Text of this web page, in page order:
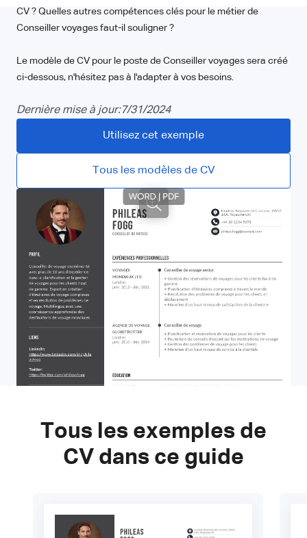
CV ? Quelles autres compétences clés pour le métier de
Conseiller voyages faut-il souligner ?
Le modèle de CV pour le poste de Conseiller voyages sera créé
ci-dessous, n'hésitez pas à l'adapter à vos besoins.
Dernière mise à jour:7/31/2024
Utilisez cet exemple
Tous les modèles de CV
Tous les exemples de
CV dans ce guide